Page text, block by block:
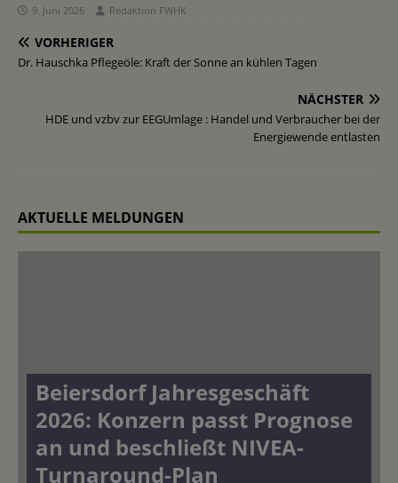
9. Juni 2026 Redaktion FWHK
VORHERIGER
Dr. Hauschka Pflegeöle: Kraft der Sonne an kühlen Tagen
NÄCHSTER
HDE und vzbv zur EEGUmlage : Handel und Verbraucher bei der
Energiewende entlasten
AKTUELLE MELDUNGEN
Beiersdorf Jahresgeschäft
2026: Konzern passt Prognose
an und beschließt NIVEA-
Turnaround-Plan